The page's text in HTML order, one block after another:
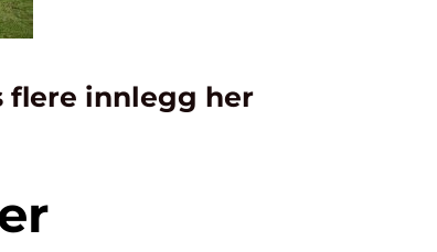
flere innlegg her